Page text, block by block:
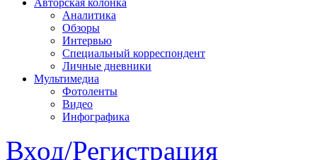
Авторская колонка
Аналитика
Обзоры
Интервью
Специальный корреспондент
Личные дневники
Мультимедиа
Фотоленты
Видео
Инфографика
Вход/Регистрация